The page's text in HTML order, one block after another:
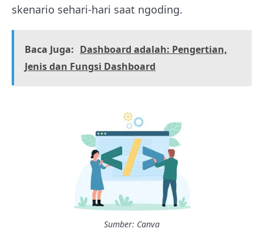
skenario sehari-hari saat ngoding.
Baca Juga: Dashboard adalah: Pengertian,
Jenis dan Fungsi Dashboard
Sumber: Canva